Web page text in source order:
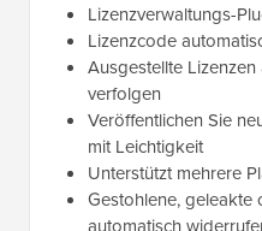
Lizenzverwaltungs-
Lizenzcode
Ausgestellte
verfolgen
Veröffentlichen Sie
mit Leichtigkeit
Unterstützt mehrere
Gestohlene, geleakte